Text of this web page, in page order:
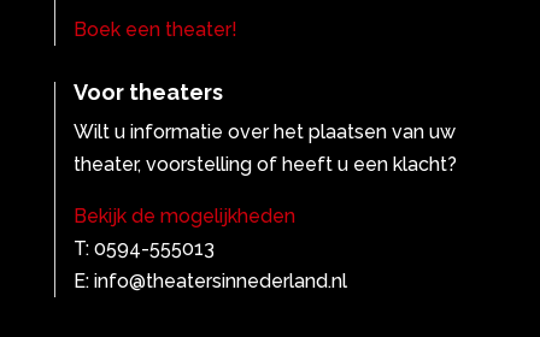
Boek een theater!
Voor theaters
Wilt u informatie over het plaatsen van uw
theater, voorstelling of heeft u een klacht?
Bekijk de mogelijkheden
T: 0594-555013
E: info@theatersinnederland.nl